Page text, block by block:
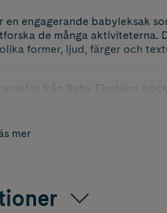
engagerande babyleksak
de många aktiviteterna.
former, ljud, färger och
från Baby Einsteins
mer